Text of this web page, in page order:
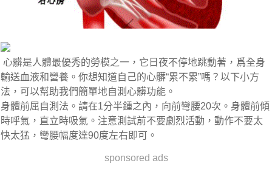
心髒是人體最優秀的勞模之一，它日夜不停地跳動著，爲全身
輸送血液和營養。你想知道自己的心髒“累不累”嗎？以下小方
法，可以幫助我們簡單地自測心髒功能。
身體前屈自測法。請在1分半鍾之內，向前彎腰20次。身體前傾
時呼氣，直立時吸氣。注意測試前不要劇烈活動，動作不要太
快太猛，彎腰幅度達90度左右即可。
sponsored ads